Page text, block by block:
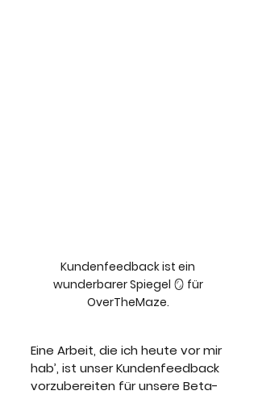
Kundenfeedback ist ein
wunderbarer Spiegel 🪞 für
OverTheMaze.
Eine Arbeit, die ich heute vor mir
hab’, ist unser Kundenfeedback
vorzubereiten für unsere Beta-